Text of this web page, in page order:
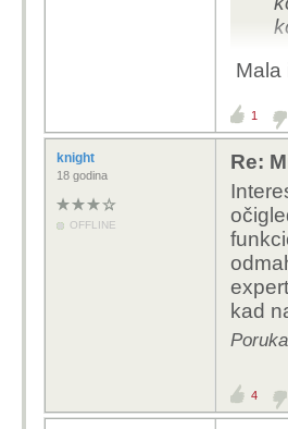
Mala
1
knight
18 godina
OFFLINE
Re:
kad
4